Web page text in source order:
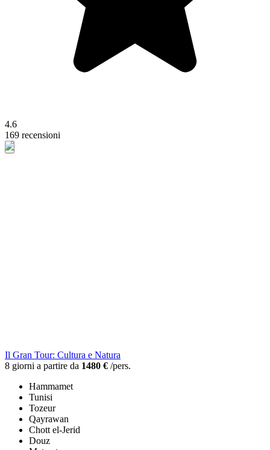
4.6
169 recensioni
Il Gran Tour: Cultura e Natura
8 giorni a partire da 1480 € /pers.
Hammamet
Tunisi
Tozeur
Qayrawan
Chott el-Jerid
Douz